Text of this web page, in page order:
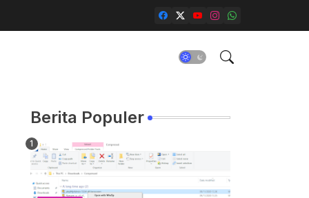
Berita Populer